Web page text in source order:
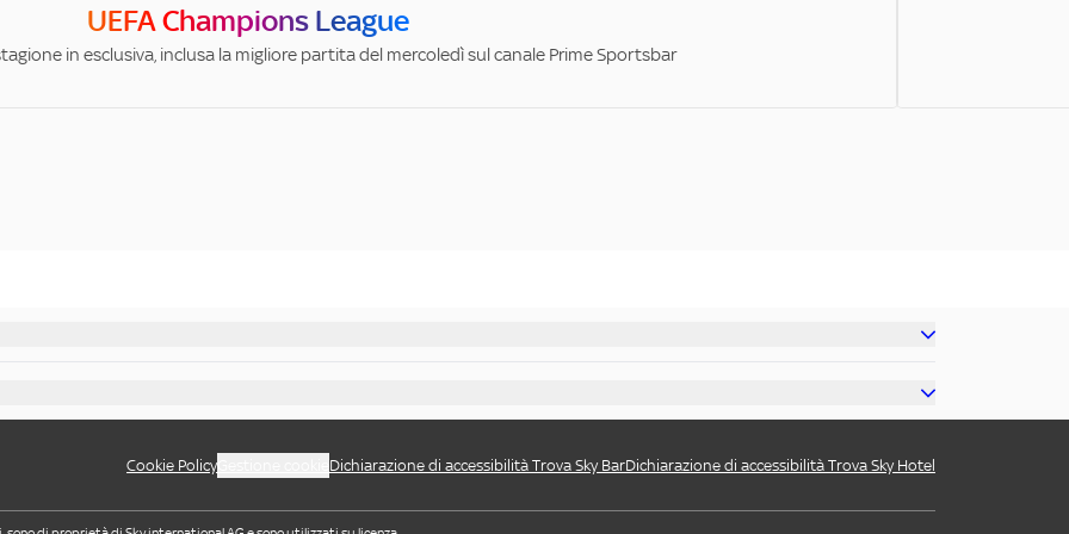
UEFA Champions League
in esclusiva, inclusa la migliore partita del mercoledì sul canale Prime Sportsbar
Cookie Policy Dichiarazione di accessibilità Trova Sky BarDichiarazione di accessibilità Trova Sky Hotel